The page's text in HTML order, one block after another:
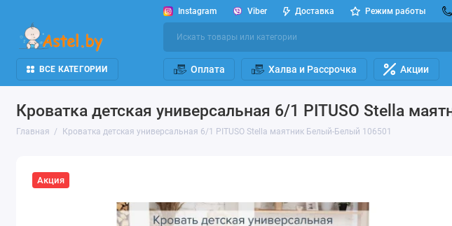
Instagram Viber Доставка Режим работы
ВСЕ КАТЕГОРИИ Оплата Халва и Рассрочка Акции
Кроватка детская универсальная 6/1 PITUSO Stella
Главная Кроватка детская универсальная 6/1 PITUSO Stella маятник Белый-Белый 106501
Акция